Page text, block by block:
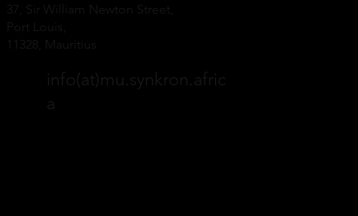
37, Sir William Newton Street,
11328, Mauritius
info(at)mu.synkron.afric
a